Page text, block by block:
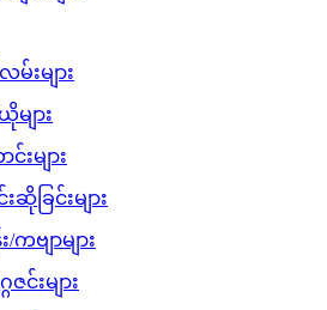
းများ
ျား
းများ
ဆိုခြင်းများ
ဗျာများ
ဇင်းများ